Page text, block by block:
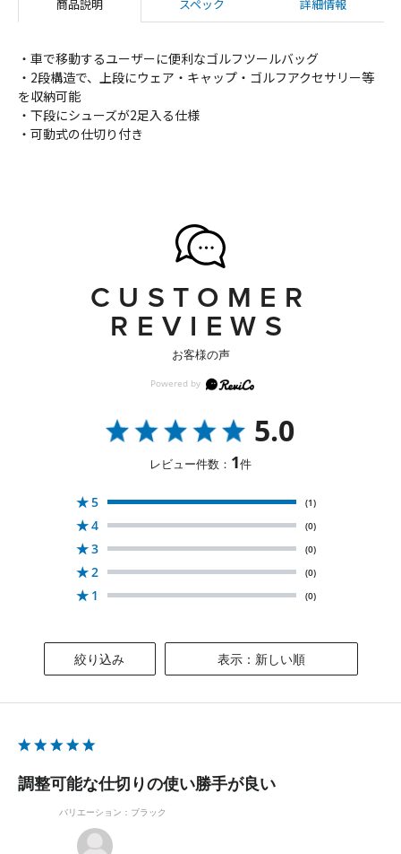
商品説明 スペック 詳細情報
・車で移動するユーザーに便利なゴルフツールバッグ
・2段構造で、上段にウェア・キャップ・ゴルフアクセサリー等
を収納可能
・下段にシューズが2足入る仕様
・可動式の仕切り付き
CUSTOMER
REVIEWS
お客様の声
5.0
レビュー件数： 1件
★5 (1)
★4 (0)
★3 (0)
★2 (0)
★ 1 (0)
絞り込み 表示：新しい順
調整可能な仕切りの使い勝手が良い
バリエーション：ブラック